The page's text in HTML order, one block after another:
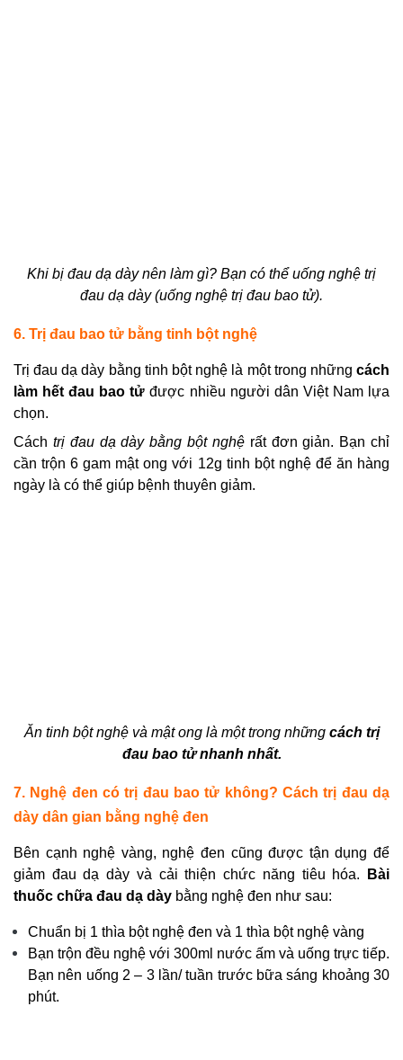
Khi bị đau dạ dày nên làm gì? Bạn có thểuống nghệ trị
đau dạ dày (uống nghệ trị đau bao tử).
6. Trị đau bao tử bằng tinh bột nghệ
Trị đau dạ dày bằng tinh bột nghệ là một trong những cách
làm hết đau bao tửđược nhiều người dân Việt Nam lựa
chọn.
Cách trị đau dạ dày bằng bột nghệ rất đơn giản. Bạn chỉ
cần trộn 6 gam mật ong với 12g tinh bột nghệ để ăn hàng
ngày là có thể giúp bệnh thuyên giảm.
Ăn tinh bột nghệ và mật ong là một trong những cách trị
đau bao tử nhanh nhất.
7. Nghệ đen có trị đau bao tử không? Cách trị đau dạ
dày dân gian bằng nghệ đen
Bên cạnh nghệ vàng, nghệ đen cũng được tận dụng để
giảm đau dạ dày và cải thiện chức năng tiêu hóa.
Bài
thuốc chữa đau dạ dày bằng nghệ đen như sau:
Chuẩn bị 1 thìa bột nghệ đen và 1 thìa bột nghệ vàng
Bạn trộn đều nghệ với 300ml nước ấm và uống trực tiếp.
Bạn nên uống 2 – 3 lần/ tuần trước bữa sáng khoảng 30
phút.